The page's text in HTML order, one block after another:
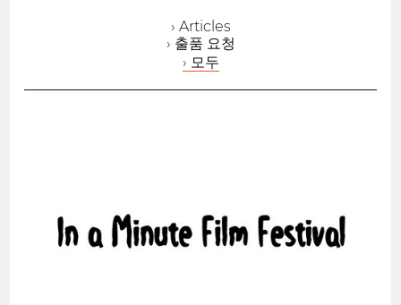
› Articles
› 출품 요청
› 모두